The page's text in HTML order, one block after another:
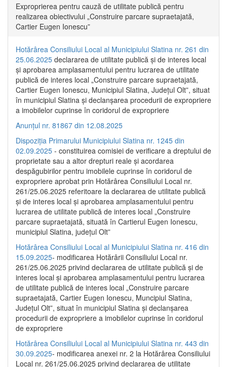
Exproprierea pentru cauză de utilitate publică pentru
realizarea obiectivului „Construire parcare supraetajată,
Cartier Eugen Ionescu”
Hotărârea Consiliului Local al Municipiului Slatina nr. 261 din
25.06.2025 declararea de utilitate publică și de interes local
și aprobarea amplasamentului pentru lucrarea de utilitate
publică de interes local „Construire parcare supraetajată,
Cartier Eugen Ionescu, Municipiul Slatina, Județul Olt”, situat
în municipiul Slatina și declanșarea procedurii de expropriere
a imobilelor cuprinse în coridorul de expropriere
Anunțul nr. 81867 din 12.08.2025
Dispoziția Primarului Municipiului Slatina nr. 1245 din
02.09.2025 - constituirea comisiei de verificare a dreptului de
proprietate sau a altor drepturi reale și acordarea
despăgubirilor pentru imobilele cuprinse în coridorul de
expropriere aprobat prin Hotărârea Consiliului Local nr.
261/25.06.2025 referitoare la declararea de utilitate publică
și de interes local și aprobarea amplasamentului pentru
lucrarea de utilitate publică de interes local „Construire
parcare supraetajată, situată în Cartierul Eugen Ionescu,
municipiul Slatina, județul Olt”
Hotărârea Consiliului Local al Municipiului Slatina nr. 416 din
15.09.2025- modificarea Hotărârii Consiliului Local nr.
261/25.06.2025 privind declararea de utilitate publică și de
interes local și aprobarea amplasamentului pentru lucrarea
de utilitate publică de interes local „Construire parcare
supraetajată, Cartier Eugen Ionescu, Muncipiul Slatina,
Județul Olt”, situat în municipiul Slatina și declanșarea
procedurii de expropriere a imobilelor cuprinse în coridorul
de expropriere
Hotărârea Consiliului Local al Municipiului Slatina nr. 443 din
30.09.2025- modificarea anexei nr. 2 la Hotărârea Consiliului
Local nr. 261/25.06.2025 privind declararea de utilitate